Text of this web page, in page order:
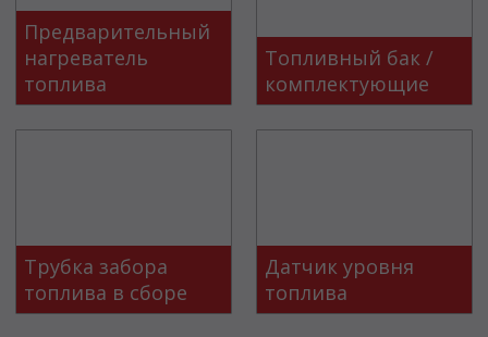
Предварительный
нагреватель
топлива
Топливный бак /
комплектующие
Трубка забора
топлива в сборе
Датчик уровня
топлива